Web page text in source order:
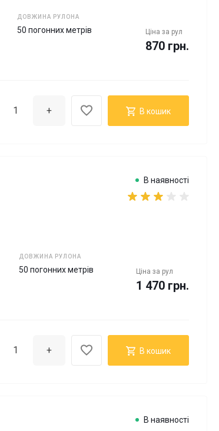
ДОВЖИНА РУЛОНА
50 погонних метрів Ціна за рул
870 грн.
+ В кошик
В наявності
ДОВЖИНА РУЛОНА
50 погонних метрів Ціна за рул
1 470 грн.
+ В кошик
В наявності